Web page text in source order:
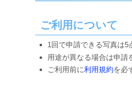
ご利用について
1回で申請できる写真は5
用途が異なる場合は申請
ご利用前に利用規約を必